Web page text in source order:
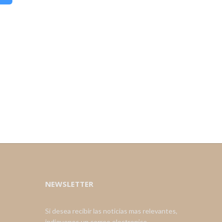
NEWSLETTER
Si desea recibir las noticias mas relevantes,